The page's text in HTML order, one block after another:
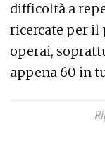
difficoltà a
ricercate per il
operai,
appena 60 in